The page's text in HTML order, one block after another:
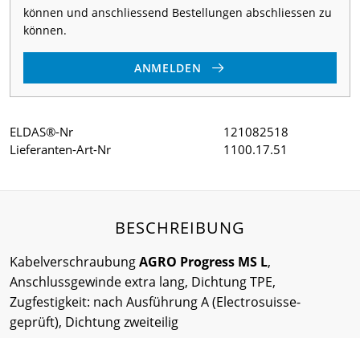
können und anschliessend Bestellungen abschliessen zu
können.
ANMELDEN
ELDAS®-Nr
121082518
Lieferanten-Art-Nr
1100.17.51
BESCHREIBUNG
KabelverschraubungAGRO Progress MS L,
Anschlussgewinde extra lang, Dichtung TPE,
Zugfestigkeit: nach Ausführung A (Electrosuisse-
geprüft), Dichtung zweiteilig